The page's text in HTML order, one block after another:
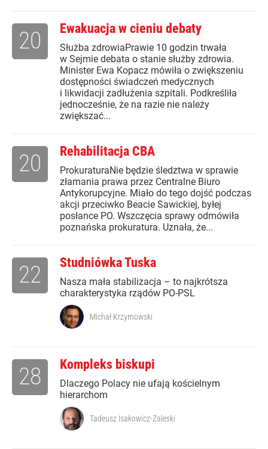
Ewakuacja w cieniu debaty
Służba zdrowiaPrawie 10 godzin trwała
w Sejmie debata o stanie służby zdrowia.
Minister Ewa Kopacz mówiła o zwiększeniu
dostępności świadczeń medycznych
i likwidacji zadłużenia szpitali. Podkreśliła
jednocześnie, że na razie nie należy
zwiększać...
20
Rehabilitacja CBA
ProkuraturaNie będzie śledztwa w sprawie
złamania prawa przez Centralne Biuro
Antykorupcyjne. Miało do tego dojść podczas
akcji przeciwko Beacie Sawickiej, byłej
posłance PO. Wszczęcia sprawy odmówiła
poznańska prokuratura. Uznała, że...
20
Studniówka Tuska
Nasza mała stabilizacja – to najkrótsza
charakterystyka rządów PO-PSL
22
Michał Krzymowski
Kompleks biskupi
Dlaczego Polacy nie ufają kościelnym
hierarchom
28
Tadeusz Isakowicz-Zaleski